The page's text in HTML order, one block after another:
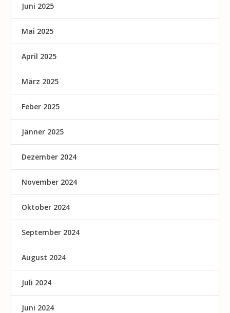
Juni 2025
Mai 2025
April 2025
März 2025
Feber 2025
Jänner 2025
Dezember 2024
November 2024
Oktober 2024
September 2024
August 2024
Juli 2024
Juni 2024